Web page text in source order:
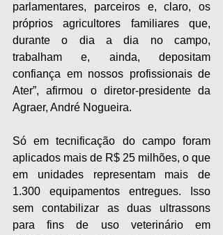
parlamentares, parceiros e, claro, os
próprios agricultores familiares que,
durante o dia a dia no campo,
trabalham e, ainda, depositam
confiança em nossos profissionais de
Ater”, afirmou o diretor-presidente da
Agraer, André Nogueira.
Só em tecnificação do campo foram
aplicados mais de R$ 25 milhões, o que
em unidades representam mais de
1.300 equipamentos entregues. Isso
sem contabilizar as duas ultrassons
para fins de uso veterinário em